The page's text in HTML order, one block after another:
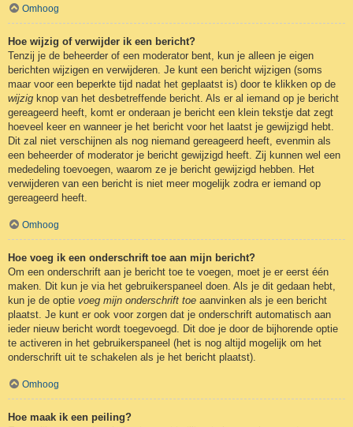
Omhoog
Hoe wijzig of verwijder ik een bericht?
Tenzij je de beheerder of een moderator bent, kun je alleen je eigen
berichten wijzigen en verwijderen. Je kunt een bericht wijzigen (soms
maar voor een beperkte tijd nadat het geplaatst is) door te klikken op de
wijzig knop van het desbetreffende bericht. Als er al iemand op je bericht
gereageerd heeft, komt er onderaan je bericht een klein tekstje dat zegt
hoeveel keer en wanneer je het bericht voor het laatst je gewijzigd hebt.
Dit zal niet verschijnen als nog niemand gereageerd heeft, evenmin als
een beheerder of moderator je bericht gewijzigd heeft. Zij kunnen wel een
mededeling toevoegen, waarom ze je bericht gewijzigd hebben. Het
verwijderen van een bericht is niet meer mogelijk zodra er iemand op
gereageerd heeft.
Omhoog
Hoe voeg ik een onderschrift toe aan mijn bericht?
Om een onderschrift aan je bericht toe te voegen, moet je er eerst één
maken. Dit kun je via het gebruikerspaneel doen. Als je dit gedaan hebt,
kun je de optie voeg mijn onderschrift toe aanvinken als je een bericht
plaatst. Je kunt er ook voor zorgen dat je onderschrift automatisch aan
ieder nieuw bericht wordt toegevoegd. Dit doe je door de bijhorende optie
te activeren in het gebruikerspaneel (het is nog altijd mogelijk om het
onderschrift uit te schakelen als je het bericht plaatst).
Omhoog
Hoe maak ik een peiling?